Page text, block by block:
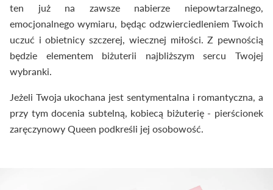
ten już na zawsze nabierze niepowtarzalnego,
emocjonalnego wymiaru, będąc odzwierciedleniem Twoich
uczuć i obietnicy szczerej, wiecznej miłości. Z pewnością
będzie elementem biżuterii najbliższym sercu Twojej
wybranki.
Jeżeli Twoja ukochana jest sentymentalna i romantyczna, a
przy tym docenia subtelną, kobiecą biżuterię - pierścionek
zaręczynowy Queen podkreśli jej osobowość.